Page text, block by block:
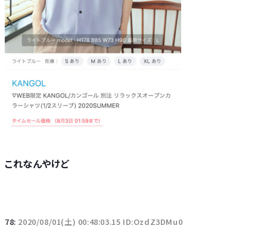
これなんやけど
78: 2020/08/01(土) 00:48:03.15 ID:OzdZ3DMu0